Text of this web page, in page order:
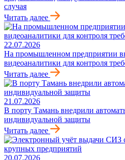
случая
Читать далее
22.07.2026
На промышленном предприятии
видеоаналитики для контроля
Читать далее
21.07.2026
В порту Тамань внедрили
индивидуальной защиты
Читать далее
20.07.2026